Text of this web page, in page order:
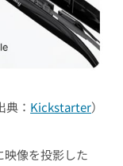
典： Kickstarter）
像を投影した